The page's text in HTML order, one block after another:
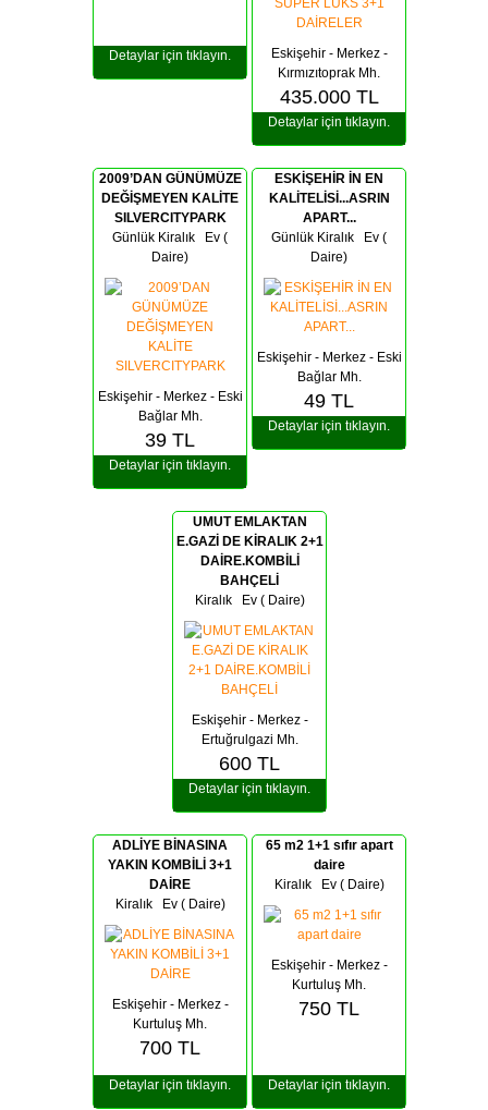
Detaylar için tıklayın.
Eskişehir - Merkez -
Kırmızıtoprak Mh.
435.000 TL
Detaylar için tıklayın.
2009’DAN GÜNÜMÜZE
DEĞİŞMEYEN KALİTE
SILVERCITYPARK
Günlük Kiralık Ev (
Daire)
Eskişehir - Merkez - Eski
Bağlar Mh.
39 TL
Detaylar için tıklayın.
ESKİŞEHİR İN EN
KALİTELİSİ...ASRIN
APART...
Günlük Kiralık Ev (
Daire)
Eskişehir - Merkez - Eski
Bağlar Mh.
49 TL
Detaylar için tıklayın.
UMUT EMLAKTAN
E.GAZİ DE KİRALIK 2+1
DAİRE.KOMBİLİ
BAHÇELİ
KiralıkEv ( Daire)
Eskişehir - Merkez -
Ertuğrulgazi Mh.
600 TL
Detaylar için tıklayın.
ADLİYE BİNASINA
YAKIN KOMBİLİ 3+1
DAİRE
KiralıkEv ( Daire)
Eskişehir - Merkez -
Kurtuluş Mh.
700 TL
Detaylar için tıklayın.
65 m2 1+1 sıfır apart
daire
KiralıkEv ( Daire)
Eskişehir - Merkez -
Kurtuluş Mh.
750 TL
Detaylar için tıklayın.